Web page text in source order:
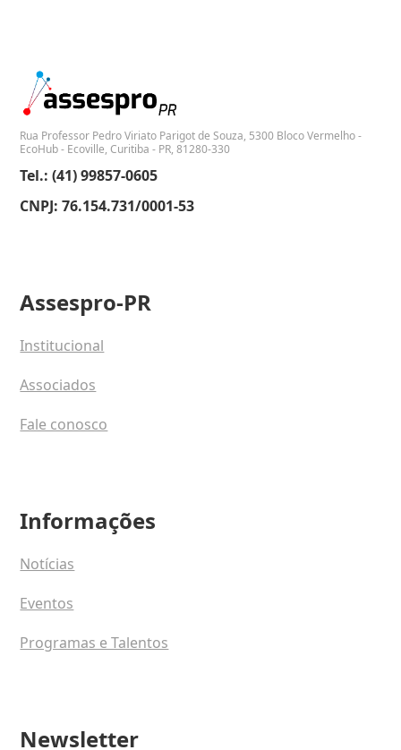
Rua Professor Pedro Viriato Parigot de Souza, 5300 Bloco Vermelho -
EcoHub - Ecoville, Curitiba - PR, 81280-330
Tel.: (41) 99857-0605
CNPJ: 76.154.731/0001-53
Assespro-PR
Institucional
Associados
Fale conosco
Informações
Notícias
Eventos
Programas e Talentos
Newsletter